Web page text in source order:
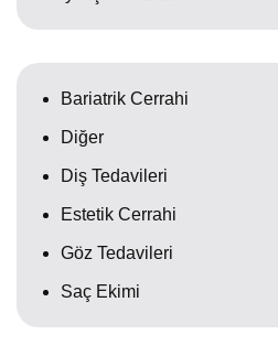
Bariatrik Cerrahi
Diğer
Diş Tedavileri
Estetik Cerrahi
Göz Tedavileri
Saç Ekimi